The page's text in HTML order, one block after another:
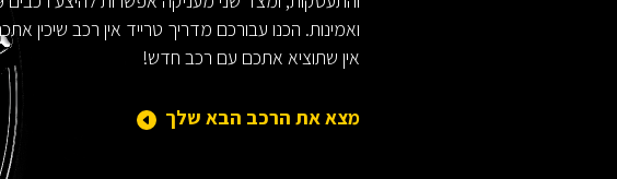
ואמינות. הכנו עבורכם מדריך טרייד אין רכב שיכין
אין שתוציא אתכם עם רכב חדש!
מצא את הרכב הבא שלך